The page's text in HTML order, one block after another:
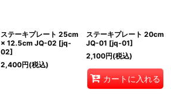
ステーキプレート 25cm
× 12.5cm JQ-02 [jq-
02]
2,400円(税込)
ステーキプレート 20cm
JQ-01 [jq-01]
2,100円(税込)
カートに入れる